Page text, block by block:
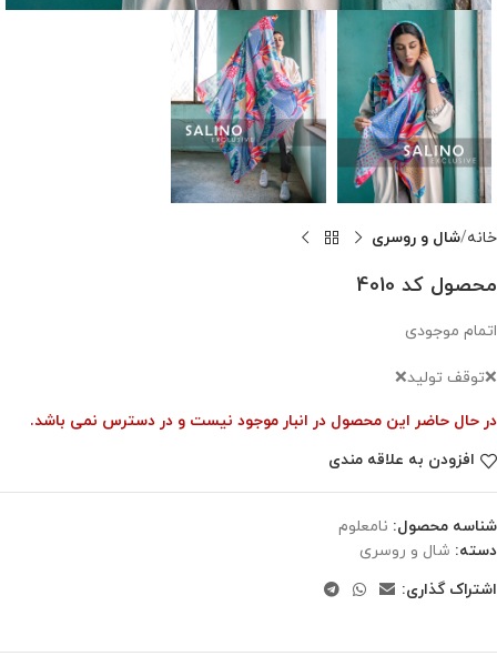
خانه شال و روسری
محصول کد 4010
اتمام موجودی
❌توقف تولید❌
در حال حاضر این محصول در انبار موجود نیست و در دسترس نمی باشد.
افزودن به علاقه مندی
شناسه محصول: نامعلوم
دسته: شال و روسری
اشتراک گذاری: